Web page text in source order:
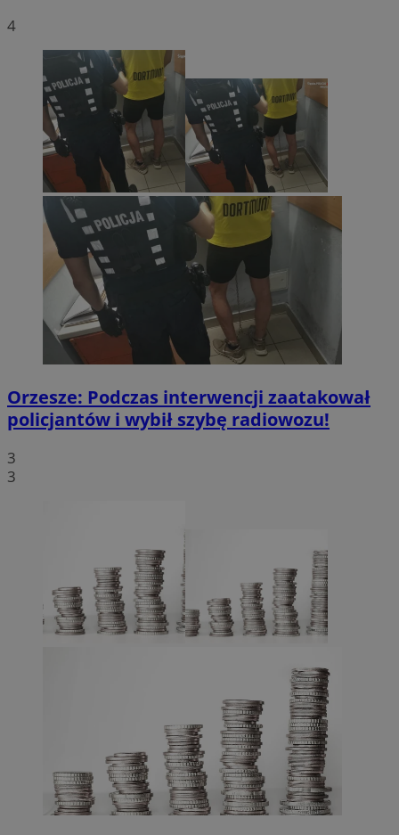
4
Orzesze: Podczas interwencji zaatakował
policjantów i wybił szybę radiowozu!
3
3